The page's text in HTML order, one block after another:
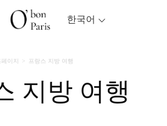
한국어
페이지 프랑스 지방 여행
스 지방 여행